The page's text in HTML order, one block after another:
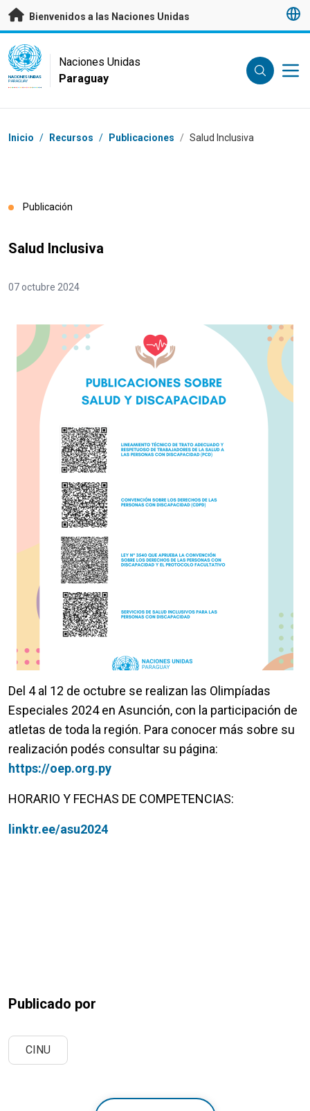
Saltar a contenido principal
Bienvenidos a las Naciones Unidas
UN Logo
NACIONES UNIDAS
PARAGUAY
Naciones Unidas
Paraguay
Coordenadas dentro de la ruta de navegación
Inicio / Recursos / Publicaciones / Salud Inclusiva
Publicación
Salud Inclusiva
07 octubre 2024
Del 4 al 12 de octubre se realizan las Olimpíadas
Especiales 2024 en Asunción, con la participación de
atletas de toda la región. Para conocer más sobre su
realización podés consultar su página:
https://oep.org.py
HORARIO Y FECHAS DE COMPETENCIAS:
linktr.ee/asu2024
Publicado por
CINU